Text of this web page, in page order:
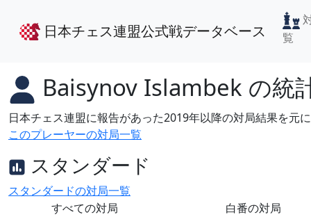
日本チェス連盟公式戦データベース
覧
Baisynov Islambek の統
日本チェス連盟に報告があった2019年以降の対局結果を元
このプレーヤーの対局一覧
スタンダード
スタンダードの対局一覧
すべての対局
白番の対局